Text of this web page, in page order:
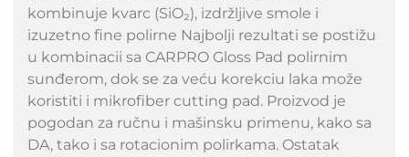
kombinuje kvarc (SiO₂), izdržljive smole i
izuzetno fine polirne Najbolji rezultati se postižu
u kombinacii sa CARPRO Gloss Pad polirnim
sunđerom, dok se za veću korekciu laka može
koristiti i mikrofiber cutting pad. Proizvod je
pogodan za ručnu i mašinsku primenu, kako sa
DA, tako i sa rotacionim polirkama. Ostatak